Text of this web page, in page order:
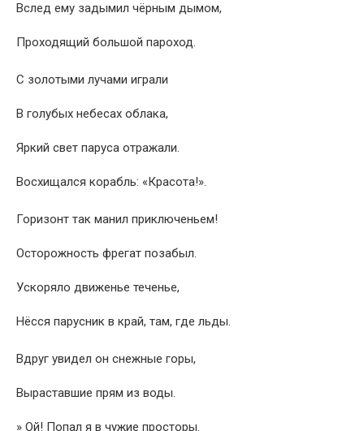
Вслед ему задымил чёрным дымом,
Проходящий большой пароход.
С золотыми лучами играли
В голубых небесах облака,
Яркий свет паруса отражали.
Восхищался корабль: «Красота!».
Горизонт так манил приключеньем!
Осторожность фрегат позабыл.
Ускоряло движенье теченье,
Нёсся парусник в край, там, где льды.
Вдруг увидел он снежные горы,
Выраставшие прям из воды.
» Ой! Попал я в чужие просторы.